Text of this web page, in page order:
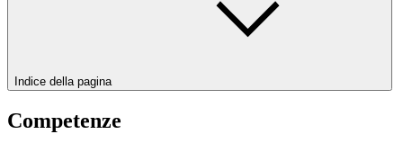
Indice della pagina
Competenze